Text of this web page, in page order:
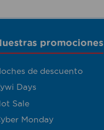
promociones
de descuento
Days
Sale
Monday